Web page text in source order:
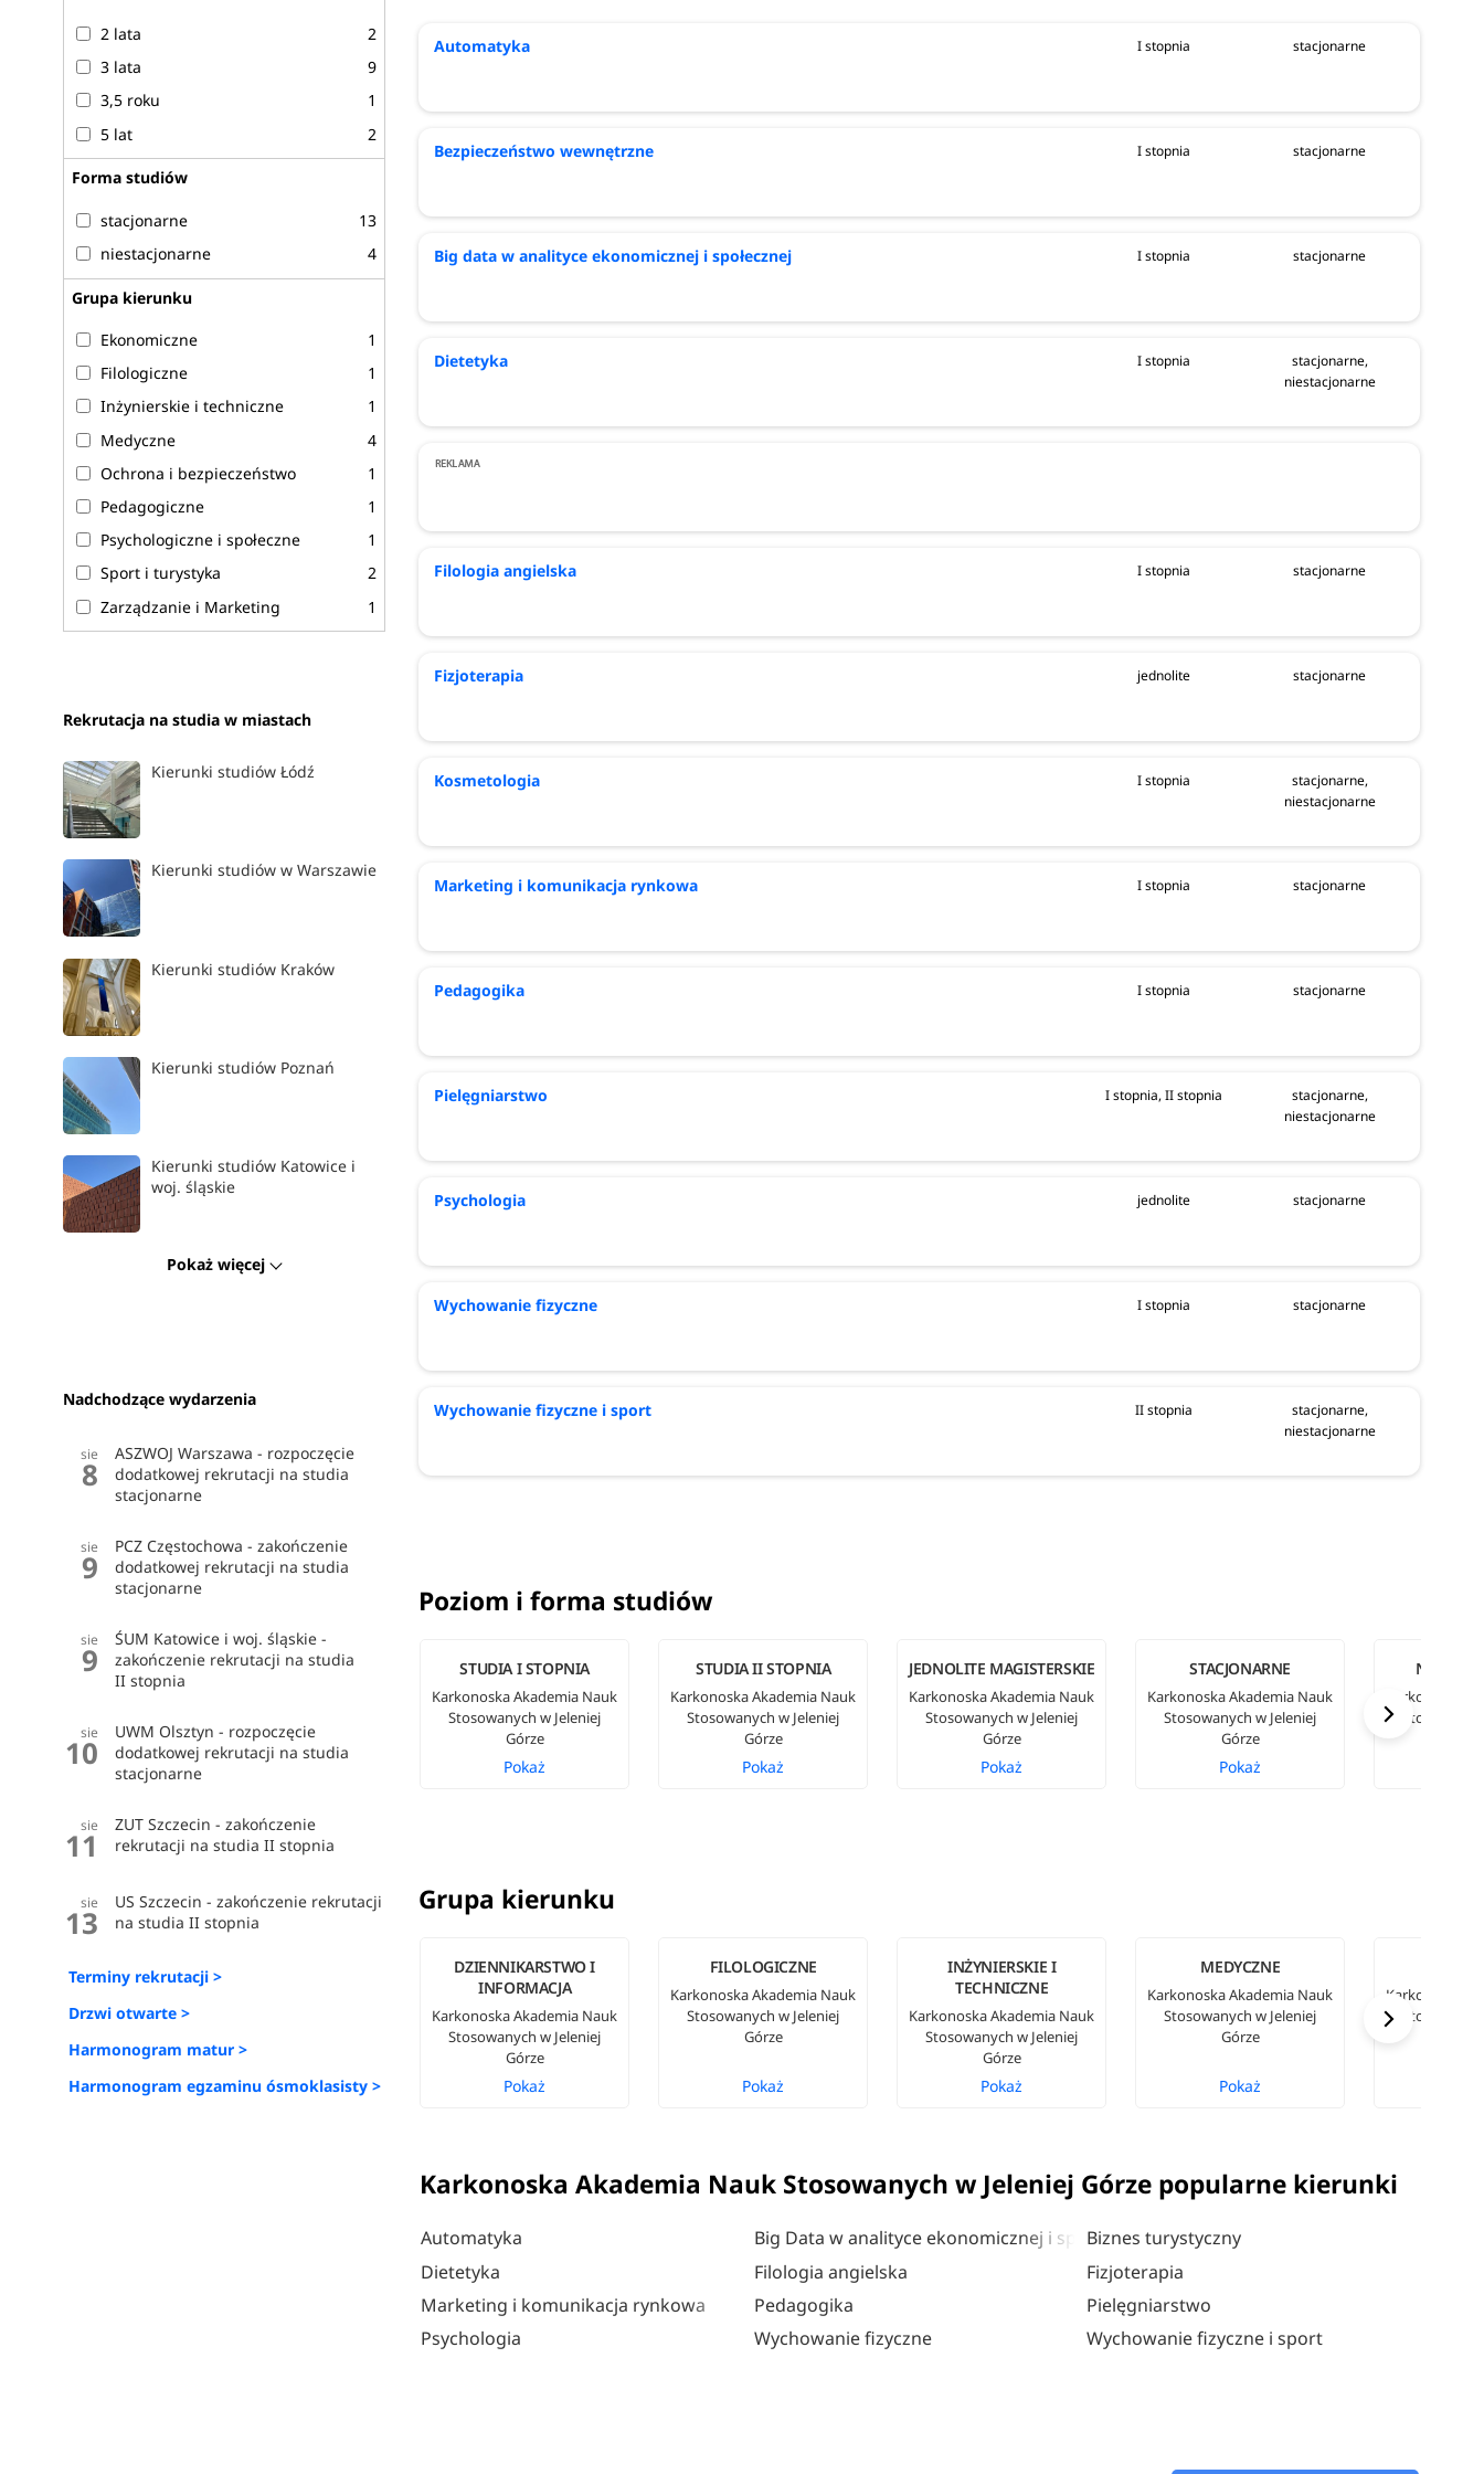
2 lata
2
3 lata
9
3,5 roku
1
5 lat
2
Forma studiów
stacjonarne
13
niestacjonarne
4
Grupa kierunku
Ekonomiczne
1
Filologiczne
1
Inżynierskie i techniczne
1
Medyczne
4
Ochrona i bezpieczeństwo
1
Pedagogiczne
1
Psychologiczne i społeczne
1
Sport i turystyka
2
Zarządzanie i Marketing
1
Rekrutacja na studia w miastach
Kierunki studiów Łódź
Kierunki studiów w Warszawie
Kierunki studiów Kraków
Kierunki studiów Poznań
Kierunki studiów Katowice i
woj. śląskie
Pokaż więcej
Nadchodzące wydarzenia
sie
8
ASZWOJ Warszawa - rozpoczęcie
dodatkowej rekrutacji na studia
stacjonarne
sie
9
PCZ Częstochowa - zakończenie
dodatkowej rekrutacji na studia
stacjonarne
sie
9
ŚUM Katowice i woj. śląskie -
zakończenie rekrutacji na studia
II stopnia
sie
10
UWM Olsztyn - rozpoczęcie
dodatkowej rekrutacji na studia
stacjonarne
sie
11
ZUT Szczecin - zakończenie
rekrutacji na studia II stopnia
sie
13
US Szczecin - zakończenie rekrutacji
na studia II stopnia
Terminy rekrutacji >
Drzwi otwarte >
Harmonogram matur >
Harmonogram egzaminu ósmoklasisty >
Automatyka I stopnia stacjonarne
Bezpieczeństwo wewnętrzne I stopnia stacjonarne
Big data w analityce ekonomicznej i społecznej I stopnia stacjonarne
Dietetyka I stopnia
stacjonarne,
niestacjonarne
Filologia angielska I stopnia stacjonarne
Fizjoterapia jednolite stacjonarne
Kosmetologia I stopnia
stacjonarne,
niestacjonarne
Marketing i komunikacja rynkowa I stopnia stacjonarne
Pedagogika I stopnia stacjonarne
Pielęgniarstwo I stopnia, II stopnia
stacjonarne,
niestacjonarne
Psychologia jednolite stacjonarne
Wychowanie fizyczne I stopnia stacjonarne
Wychowanie fizyczne i sport II stopnia
stacjonarne,
niestacjonarne
Poziom i forma studiów
STUDIA I STOPNIA
Karkonoska Akademia Nauk
Stosowanych w Jeleniej
Górze
Pokaż
STUDIA II STOPNIA
Karkonoska Akademia Nauk
Stosowanych w Jeleniej
Górze
Pokaż
JEDNOLITE MAGISTERSKIE
Karkonoska Akademia Nauk
Stosowanych w Jeleniej
Górze
Pokaż
STACJONARNE
Karkonoska Akademia Nauk
Stosowanych w Jeleniej
Górze
Pokaż
Karkonoska
Grupa kierunku
DZIENNIKARSTWO I
INFORMACJA
Karkonoska Akademia Nauk
Stosowanych w Jeleniej
Górze
Pokaż
FILOLOGICZNE
Karkonoska Akademia Nauk
Stosowanych w Jeleniej
Górze
Pokaż
INŻYNIERSKIE I
TECHNICZNE
Karkonoska Akademia Nauk
Stosowanych w Jeleniej
Górze
Pokaż
MEDYCZNE
Karkonoska Akademia Nauk
Stosowanych w Jeleniej
Górze
Pokaż
Karkonoska
Karkonoska Akademia Nauk Stosowanych w Jeleniej Górze popularne kierunki
Automatyka Big Data w analityce ekonomicznej i społecznejBiznes turystyczny
Dietetyka
Filologia angielska
Fizjoterapia
Marketing i komunikacja rynkowa
Pedagogika
Pielęgniarstwo
Psychologia
Wychowanie fizyczne Wychowanie fizyczne i sport